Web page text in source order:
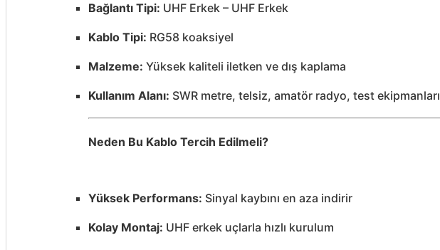
Bağlantı Tipi: UHF Erkek – UHF Erkek
Kablo Tipi: RG58 koaksiyel
Malzeme: Yüksek kaliteli iletken ve dış kaplama
Kullanım Alanı: SWR metre, telsiz, amatör radyo, test ekipmanları
Neden Bu Kablo Tercih Edilmeli?
Yüksek Performans: Sinyal kaybını en aza indirir
Kolay Montaj: UHF erkek uçlarla hızlı kurulum